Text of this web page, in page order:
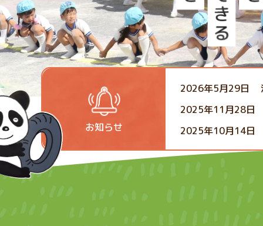
お知らせ
2026年5月29日
2025年11月28日
2025年10月14日